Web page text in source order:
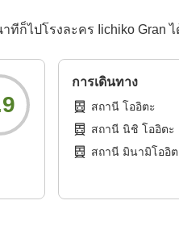
าทีก็ไปโรงละคร Iichiko
การเดินทาง
สถานี โออิตะ
สถานี นิชิ โออิตะ
สถานี มินามิโออิต